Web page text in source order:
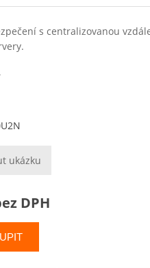
s centralizovanou
ukázku
DPH